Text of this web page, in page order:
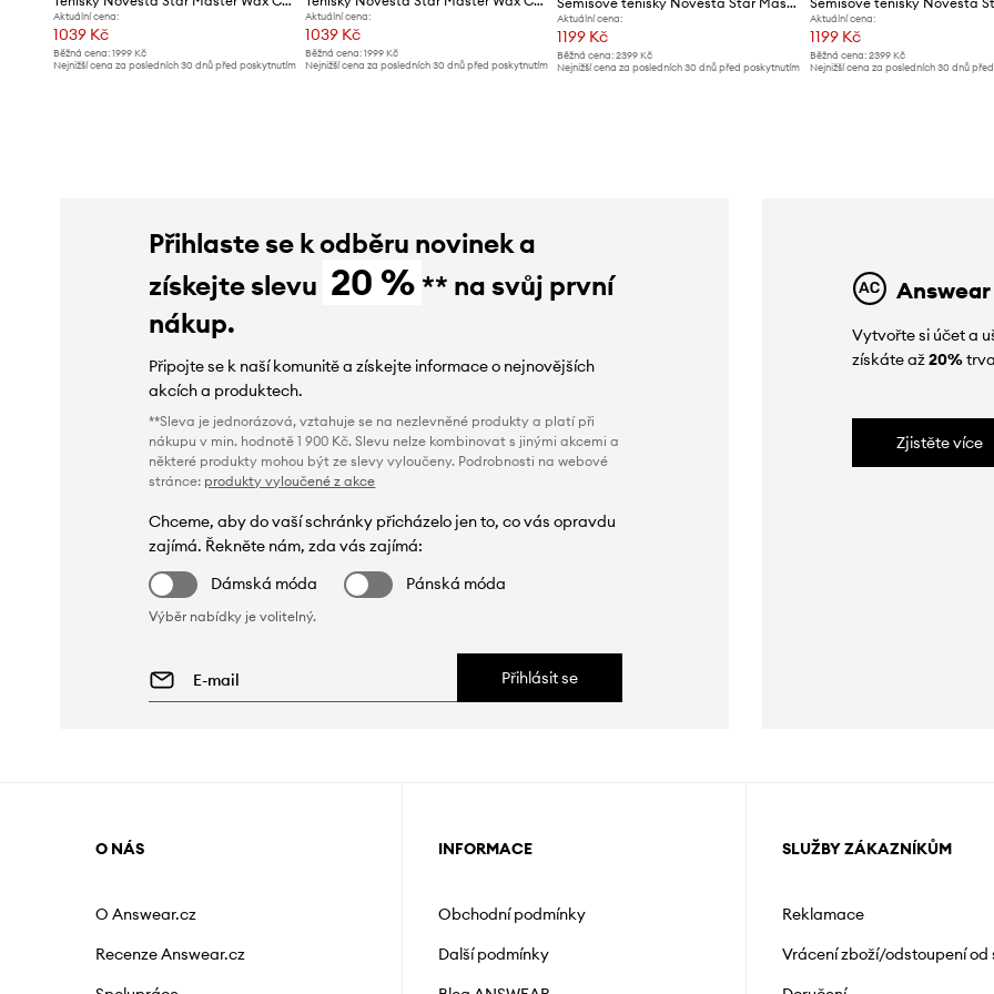
Aktuální cena:
1039 Kč
Běžná cena: 1999 Kč
Nejnižší cena za posledních 30 dnů před poskytnutím
Aktuální cena:
1039 Kč
Běžná cena:1999 Kč
Nejnižší cena za posledních 30 dnů před poskytnutím
Aktuální cena:
1199 Kč
Běžná cena: 2399 Kč
Nejnižší cena za posledních 30 dnů před poskytnutím
Aktuální cena:
1199 Kč
Běžná cena: 2399 Kč
Nejnižší cena za posledních 30 dnů
Přihlaste se k odběru novinek a
získejte slevu 20 % ** na svůj první
nákup.
Připojte se k naší komunitě a získejte informace o nejnovějších
akcích a produktech.
**Sleva je jednorázová, vztahuje se na nezlevněné produkty a platí při
nákupu v min. hodnotě 1 900 Kč. Slevu nelze kombinovat s jinými akcemi a
některé produkty mohou být ze slevy vyloučeny. Podrobnosti na webové
stránce: produkty vyloučené z akce
Chceme, aby do vaší schránky přicházelo jen to, co vás opravdu
zajímá. Řekněte nám, zda vás zajímá:
Dámská móda
Pánská móda
Výběr nabídky je volitelný.
Přihlásit se
Vytvořte si účet a
získáte až20%
Zjistěte více
O NÁS
O Answear.cz
Recenze Answear.cz
INFORMACE
Obchodní podmínky
Další podmínky
SLUŽBY ZÁKAZNÍKŮM
Reklamace
Vrácení zboží/odstoupení od